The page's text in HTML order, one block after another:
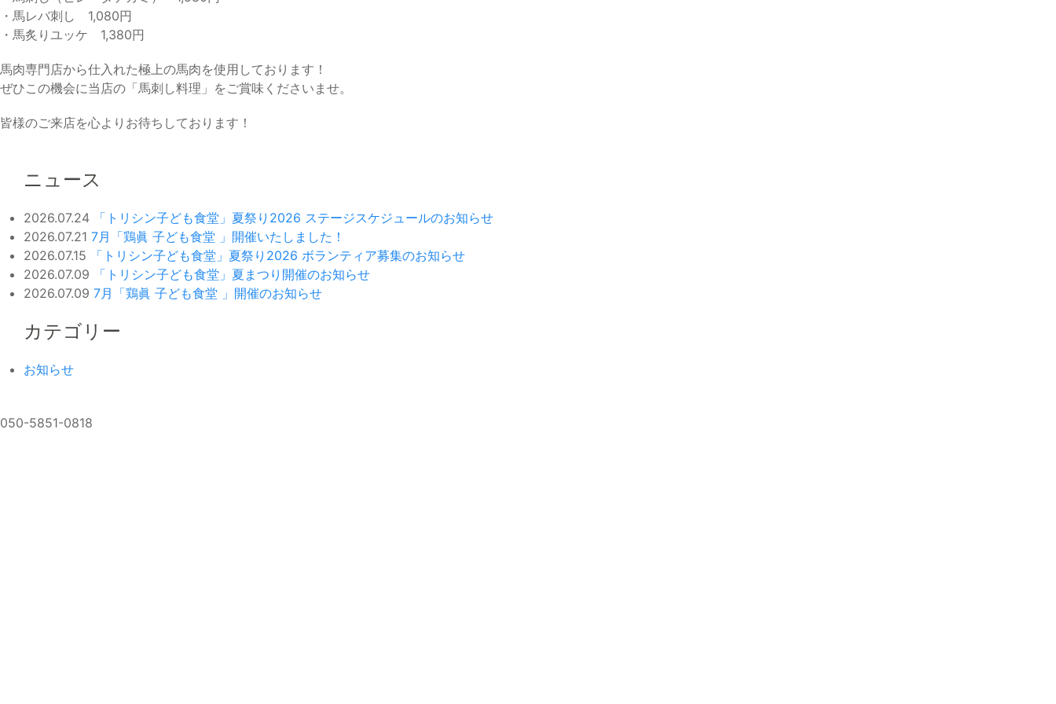
・馬レバ刺し 1,080円
・馬炙りユッケ 1,380円
馬肉専門店から仕入れた極上の馬肉を使用しております！
ぜひこの機会に当店の「馬刺し料理」をご賞味くださいませ。
皆様のご来店を心よりお待ちしております！
ニュース
2026.07.24
「トリシン子ども食堂」夏祭り2026 ステージスケジュールのお知らせ
2026.07.21 7月「鶏眞 子ども食堂 」開催いたしました！
2026.07.15
「トリシン子ども食堂」夏祭り2026 ボランティア募集のお知らせ
2026.07.09
「トリシン子ども食堂」夏まつり開催のお知らせ
2026.07.09 7月「鶏眞 子ども食堂 」開催のお知らせ
カテゴリー
お知らせ
050-5851-0818